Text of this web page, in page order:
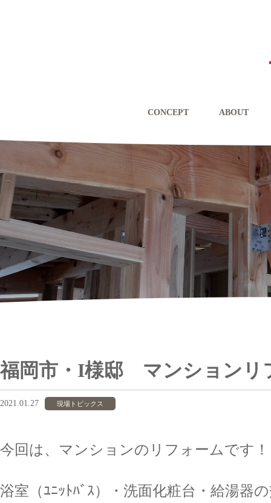
CONCEPT ABOUT
福岡市・I様邸 マンションリ
2021.01.27 現場トピックス
今回は、マンションのリフォームです！
浴室（ﾕﾆｯﾄﾊﾞｽ）・洗面化粧台・給湯器